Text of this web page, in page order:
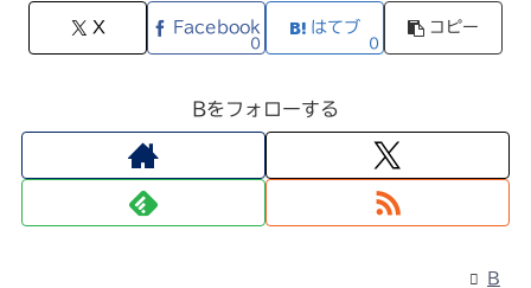
X Facebook
0
はてブ
0
コピー
Bをフォローする
B